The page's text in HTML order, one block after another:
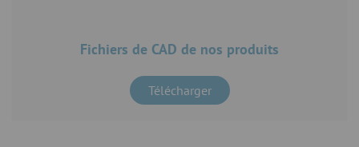
Fichiers de CAD de nos produits
Télécharger